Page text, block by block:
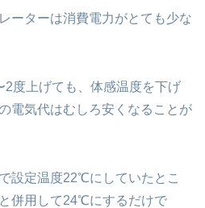
ーターは消費電力がとても少な
2度上げても、体感温度を下げ
電気代はむしろ安くなることが
設定温度22℃にしていたとこ
併用して24℃にするだけで